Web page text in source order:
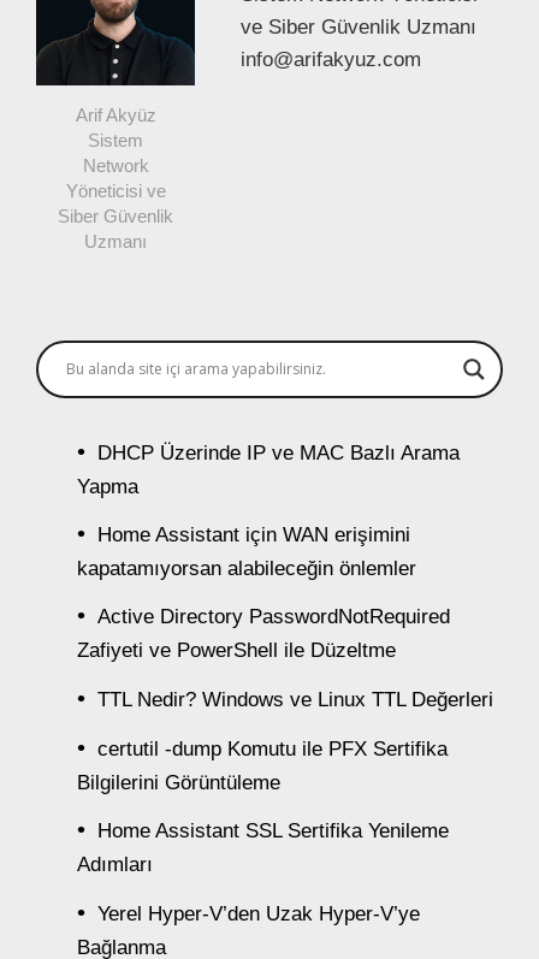
Arif Akyüz
Sistem
Network
Yöneticisi ve
Siber Güvenlik
Uzmanı
ve Siber Güvenlik Uzmanı
info@arifakyuz.com
DHCP Üzerinde IP ve MAC Bazlı Arama
Yapma
Home Assistant için WAN erişimini
kapatamıyorsan alabileceğin önlemler
Active Directory PasswordNotRequired
Zafiyeti ve PowerShell ile Düzeltme
TTL Nedir? Windows ve Linux TTL Değerleri
certutil -dump Komutu ile PFX Sertifika
Bilgilerini Görüntüleme
Home Assistant SSL Sertifika Yenileme
Adımları
Yerel Hyper-V’den Uzak Hyper-V’ye
Bağlanma